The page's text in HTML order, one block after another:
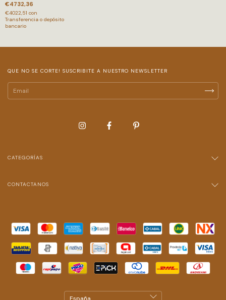
€4732,36
€4022,51 con
Transferencia o depósito
bancario
QUE NO SE CORTE! SUSCRIBITE A NUESTRO NEWSLETTER
CATEGORÍAS
CONTACTANOS